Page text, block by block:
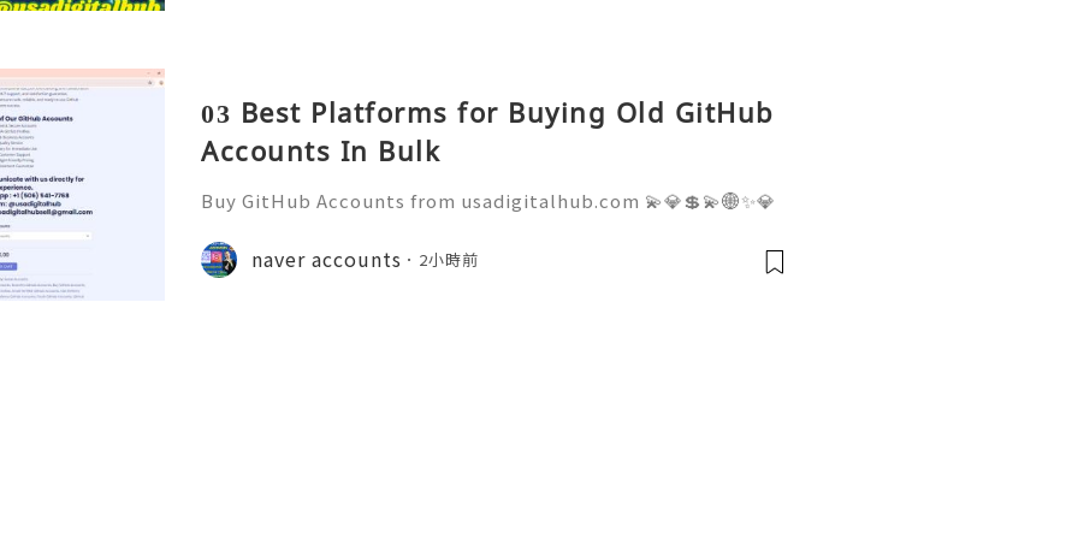
03 Best Platforms for Buying Old GitHub
Accounts In Bulk
Buy GitHub Accounts from usadigitalhub.com 💫💎💲💫🌐✨💎
pp :+1 (506) 541-7768 💫💎💲💫🌐✨💎Telegram: @usadigitalhu
b 💫💎💲💫🌐✨💎Discord: usadigitalhub 💫💎💲💫🌐✨💎Email:us
naver accounts 2小時前